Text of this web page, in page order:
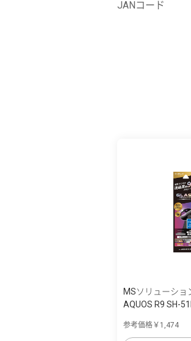
JANコード
MSソリューショ
AQUOS R9 SH-
参考価格￥1,474